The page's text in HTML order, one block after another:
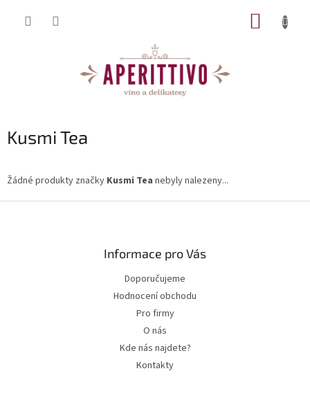
Kusmi Tea
Žádné produkty značky Kusmi Tea nebyly nalezeny...
Informace pro Vás
Doporučujeme
Hodnocení obchodu
Pro firmy
O nás
Kde nás najdete?
Kontakty